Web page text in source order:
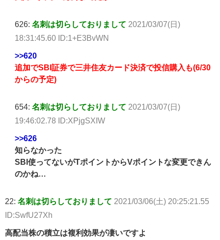
626: 名刺は切らしておりまして 2021/03/07(日)
18:31:45.60 ID:1+E3BvWN
>>620
追加でSBI証券で三井住友カード決済で投信購入も(6/30
からの予定)
654: 名刺は切らしておりまして 2021/03/07(日)
19:46:02.78 ID:XPjgSXIW
>>626
知らなかった
SBI使ってないがTポイントからVポイントな変更できん
のかね…
22: 名刺は切らしておりまして 2021/03/06(土) 20:25:21.55
ID:SwfU27Xh
高配当株の積立は複利効果が凄いですよ